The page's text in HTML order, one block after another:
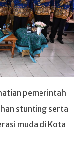
pemerintah
stunting serta
muda di Kota